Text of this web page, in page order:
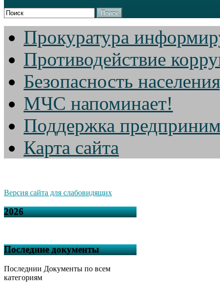
Поиск
Прокуратура
Противодействие
Безопасность
МЧС напоминает!
Поддержка
Карта сайта
Версия сайта для слабовидящих
2026
Последние документы
Последнии Документы по всем
категориям